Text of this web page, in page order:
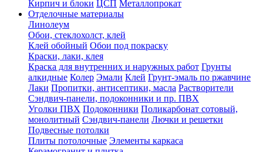
Кирпич и блоки ЦСП Металлопрокат
Отделочные материалы
Линолеум
Обои, стеклохолст, клей
Клей обойный Обои под покраску
Краски, лаки, клея
Краска для внутренних и наружных работ Грунты
алкидные Колер Эмали Клей Грунт-эмаль по ржавчине
Лаки Пропитки, антисептики, масла Растворители
Сэндвич-панели, подоконники и пр. ПВХ
Уголки ПВХ Подоконники Поликарбонат сотовый,
монолитный Сэндвич-панели Лючки и решетки
Подвесные потолки
Плиты потолочные Элементы каркаса